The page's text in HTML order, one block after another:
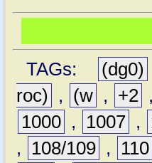
TAGs:
(dg0)
roc)
, (w , +2 ,
1000 , 1007 ,
,
108/109 , 110